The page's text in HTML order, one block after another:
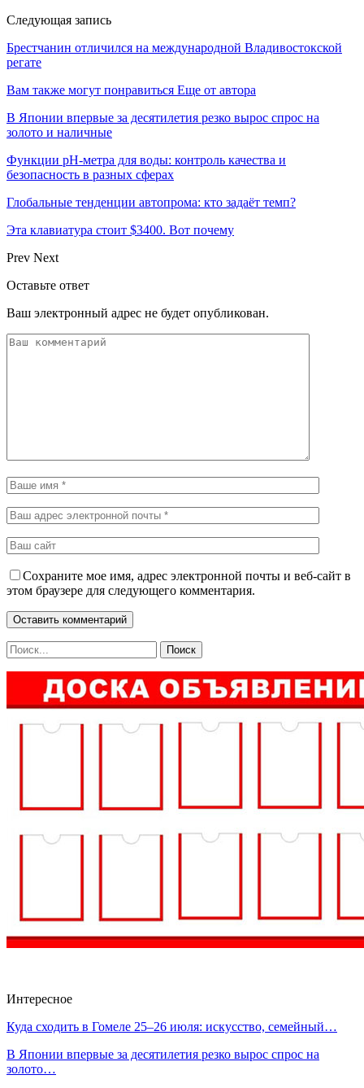
Следующая запись
Брестчанин отличился на международной Владивостокской
регате
Вам также могут понравиться Еще от автора
В Японии впервые за десятилетия резко вырос спрос на
золото и наличные
Функции pH-метра для воды: контроль качества и
безопасность в разных сферах
Глобальные тенденции автопрома: кто задаёт темп?
Эта клавиатура стоит $3400. Вот почему
Prev Next
Оставьте ответ
Ваш электронный адрес не будет опубликован.
Сохраните мое имя, адрес электронной почты и веб-сайт в
этом браузере для следующего комментария.
Интересное
Куда сходить в Гомеле 25–26 июля: искусство, семейный…
В Японии впервые за десятилетия резко вырос спрос на
золото…